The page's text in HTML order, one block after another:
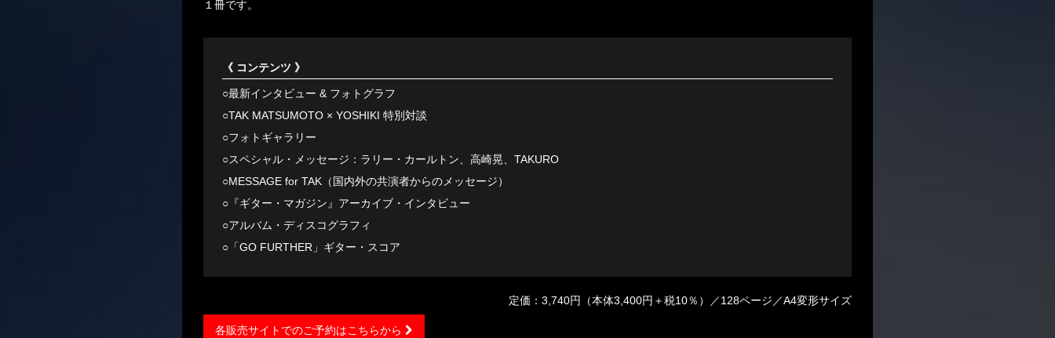
１冊です。
《 コンテンツ 》
○最新インタビュー & フォトグラフ
○TAK MATSUMOTO × YOSHIKI 特別対談
○フォトギャラリー
○スペシャル・メッセージ：ラリー・カールトン、高崎晃、TAKURO
○MESSAGE for TAK（国内外の共演者からのメッセージ）
○『ギター・マガジン』アーカイブ・インタビュー
○アルバム・ディスコグラフィ
○「GO FURTHER」ギター・スコア
定価：3,740円（本体3,400円＋税10％） ／128ページ／A4変形サイズ
各販売サイトでのご予約はこちらから